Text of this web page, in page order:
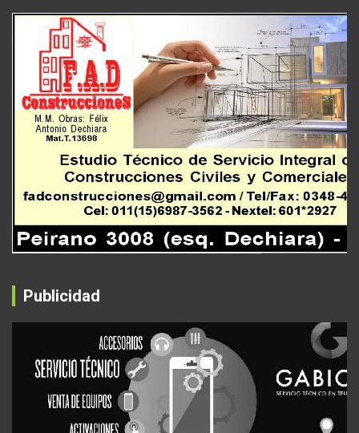
Publicidad